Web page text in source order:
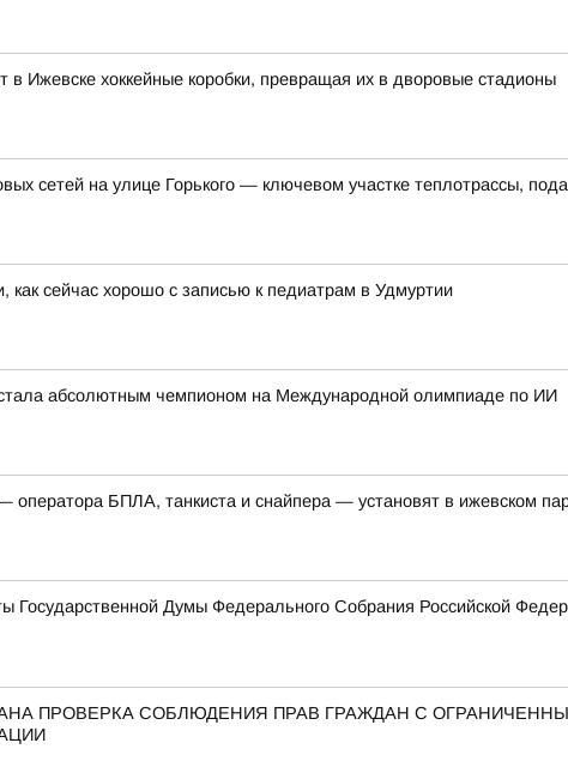
Ижевске хоккейные коробки, превращая их в дворовые стадионы
сетей на улице Горького — ключевом участке теплотрассы,
как сейчас хорошо с записью к педиатрам в Удмуртии
абсолютным чемпионом на Международной олимпиаде по ИИ
оператора БПЛА, танкиста и снайпера — установят в ижевском
Государственной Думы Федерального Собрания Российской
ПРОВЕРКА СОБЛЮДЕНИЯ ПРАВ ГРАЖДАН С